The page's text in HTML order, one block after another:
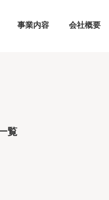
事業内容 会社概要
覧